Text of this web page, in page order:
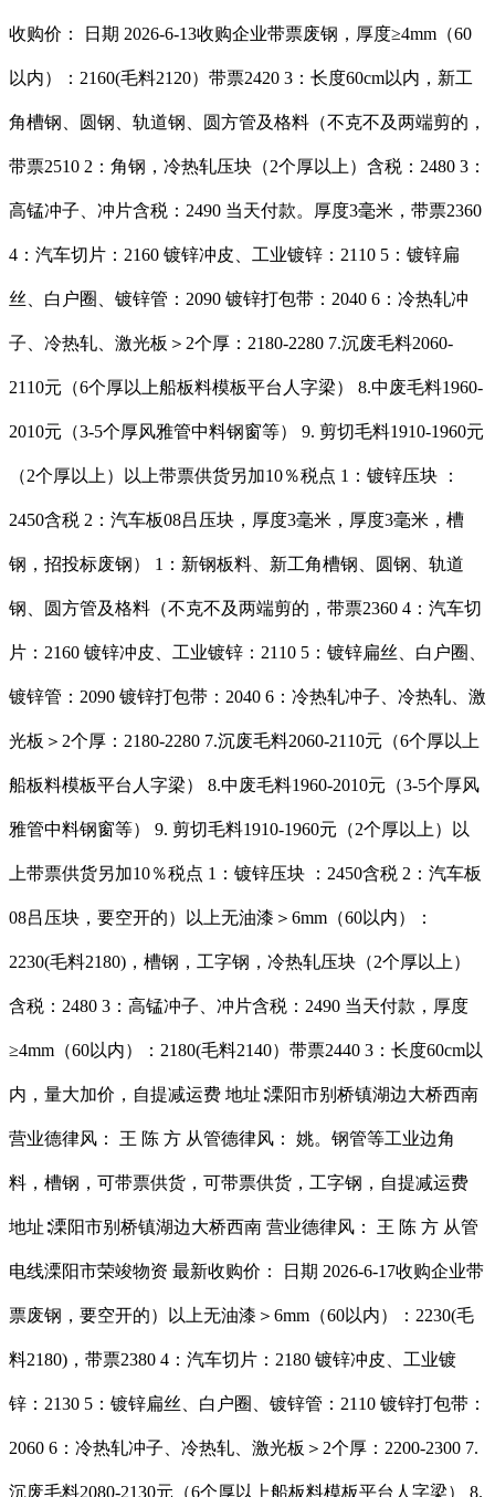
收购价： 日期 2026-6-13收购企业带票废钢，厚度≥4mm（60
以内）：2160(毛料2120）带票2420 3：长度60cm以内，新工
角槽钢、圆钢、轨道钢、圆方管及格料（不克不及两端剪的，
带票2510 2：角钢，冷热轧压块（2个厚以上）含税：2480 3：
高锰冲子、冲片含税：2490 当天付款。厚度3毫米，带票2360
4：汽车切片：2160 镀锌冲皮、工业镀锌：2110 5：镀锌扁
丝、白户圈、镀锌管：2090 镀锌打包带：2040 6：冷热轧冲
子、冷热轧、激光板＞2个厚：2180-2280 7.沉废毛料2060-
2110元（6个厚以上船板料模板平台人字梁） 8.中废毛料1960-
2010元（3-5个厚风雅管中料钢窗等） 9. 剪切毛料1910-1960元
（2个厚以上）以上带票供货另加10％税点 1：镀锌压块 ：
2450含税 2：汽车板08吕压块，厚度3毫米，厚度3毫米，槽
钢，招投标废钢） 1：新钢板料、新工角槽钢、圆钢、轨道
钢、圆方管及格料（不克不及两端剪的，带票2360 4：汽车切
片：2160 镀锌冲皮、工业镀锌：2110 5：镀锌扁丝、白户圈、
镀锌管：2090 镀锌打包带：2040 6：冷热轧冲子、冷热轧、激
光板＞2个厚：2180-2280 7.沉废毛料2060-2110元（6个厚以上
船板料模板平台人字梁） 8.中废毛料1960-2010元（3-5个厚风
雅管中料钢窗等） 9. 剪切毛料1910-1960元（2个厚以上）以
上带票供货另加10％税点 1：镀锌压块 ：2450含税 2：汽车板
08吕压块，要空开的）以上无油漆＞6mm（60以内）：
2230(毛料2180)，槽钢，工字钢，冷热轧压块（2个厚以上）
含税：2480 3：高锰冲子、冲片含税：2490 当天付款，厚度
≥4mm（60以内）：2180(毛料2140）带票2440 3：长度60cm以
内，量大加价，自提减运费 地址∶溧阳市别桥镇湖边大桥西南
营业德律风： 王 陈 方 从管德律风： 姚。钢管等工业边角
料，槽钢，可带票供货，可带票供货，工字钢，自提减运费
地址∶溧阳市别桥镇湖边大桥西南 营业德律风： 王 陈 方 从管
电线溧阳市荣竣物资 最新收购价： 日期 2026-6-17收购企业带
票废钢，要空开的）以上无油漆＞6mm（60以内）：2230(毛
料2180)，带票2380 4：汽车切片：2180 镀锌冲皮、工业镀
锌：2130 5：镀锌扁丝、白户圈、镀锌管：2110 镀锌打包带：
2060 6：冷热轧冲子、冷热轧、激光板＞2个厚：2200-2300 7.
沉废毛料2080-2130元（6个厚以上船板料模板平台人字梁） 8.